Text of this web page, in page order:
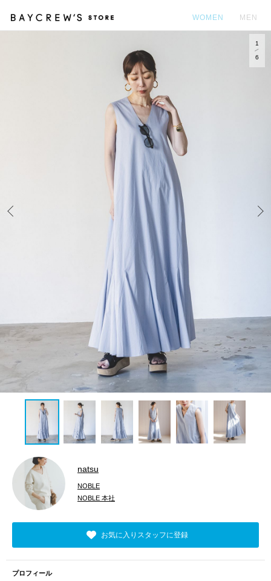
WOMEN MEN
1
6
natsu
NOBLE
NOBLE 本社
お気に入りスタッフに登録
プロフィール